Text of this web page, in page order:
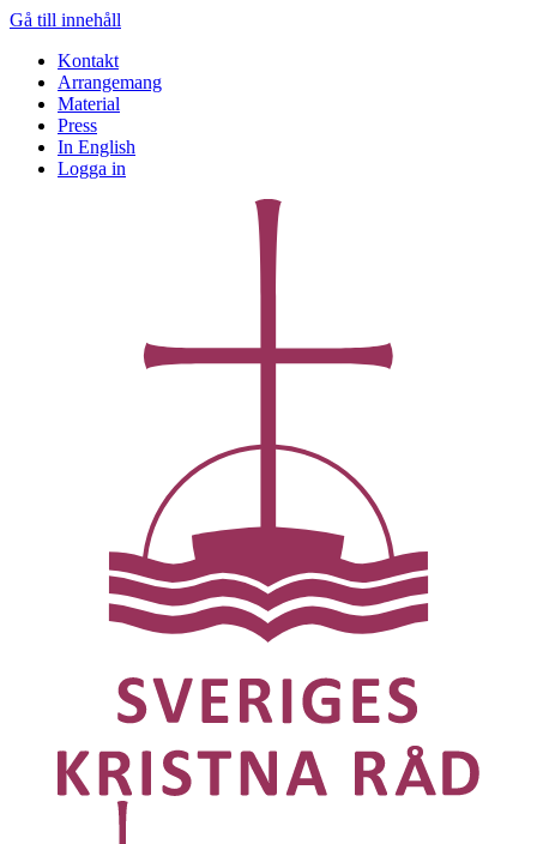
Gå till innehåll
Kontakt
Arrangemang
Material
Press
In English
Logga in